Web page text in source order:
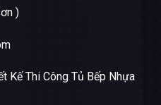
)
Kế Thi Công Tủ Bếp Nhựa